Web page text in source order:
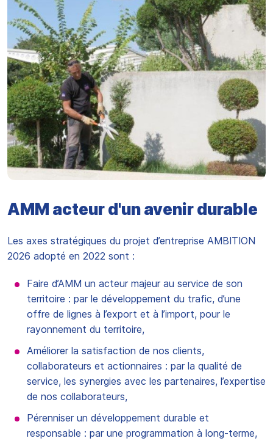
AMM acteur d'un avenir durable
Les axes stratégiques du projet d’entreprise AMBITION
2026 adopté en 2022 sont :
Faire d’AMM un acteur majeur au service de son
territoire : par le développement du trafic, d’une
offre de lignes à l’export et à l’import, pour le
rayonnement du territoire,
Améliorer la satisfaction de nos clients,
collaborateurs et actionnaires : par la qualité de
service, les synergies avec les partenaires, l’expertise
de nos collaborateurs,
Pérenniser un développement durable et
responsable : par une programmation à long-terme,